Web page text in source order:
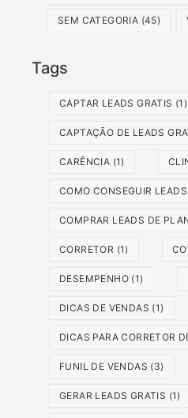
SEM CATEGORIA (45)
Tags
CAPTAR LEADS GRATIS (1)
CAPTAÇÃO DE LEADS
CARÊNCIA (1)
COMO CONSEGUIR
COMPRAR LEADS DE
CORRETOR (1)
DESEMPENHO (1)
DICAS DE VENDAS (1)
DICAS PARA CORRETOR
FUNIL DE VENDAS (3)
GERAR LEADS GRATIS (1)